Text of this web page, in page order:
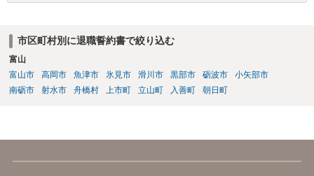
市区町村別に退職誓約書で絞り込む
富山
富山市
高岡市 魚津市 氷見市 滑川市 黒部市 砺波市
小矢部市
南砺市
射水市 舟橋村 上市町 立山町 入善町 朝日町